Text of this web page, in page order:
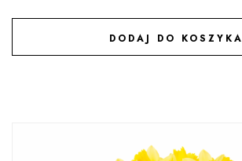
DODAJ DO KOSZYKA
DODAJ DO